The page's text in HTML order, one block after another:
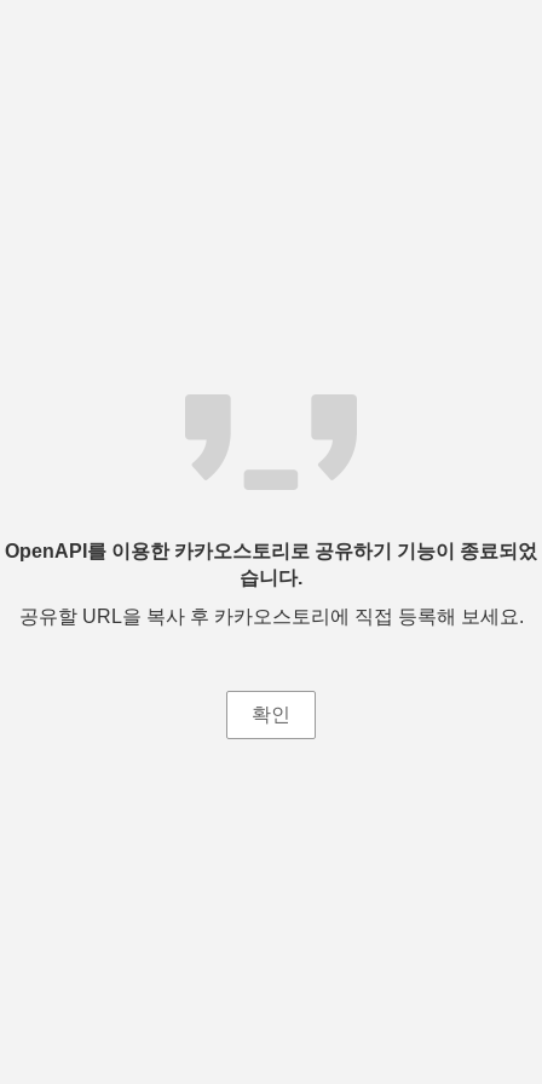
OpenAPI를 이용한 카카오스토리로 공유하기 기능이 종료되었
습니다.
공유할 URL을 복사 후 카카오스토리에 직접 등록해 보세요.
확인